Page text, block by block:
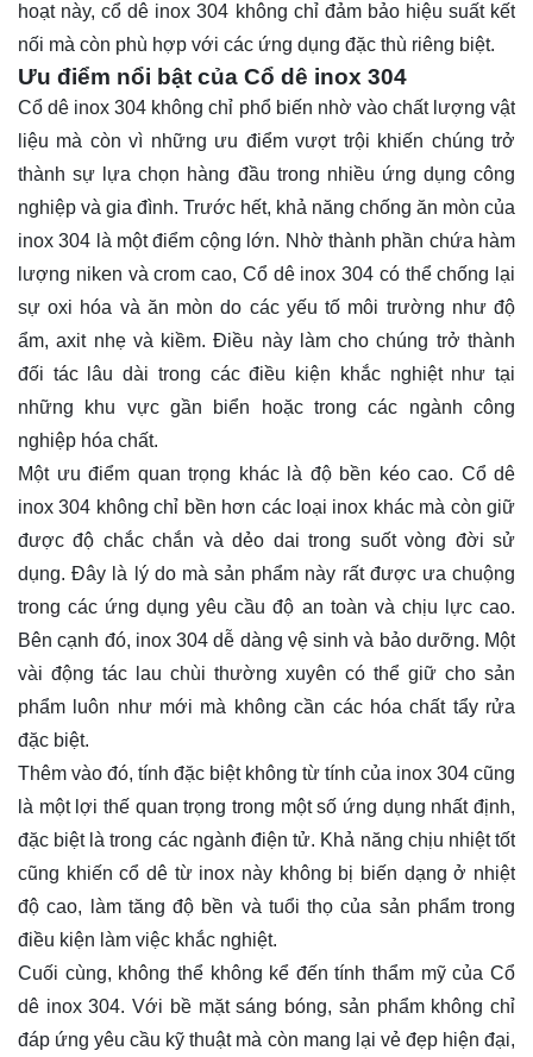
hoạt này, cổ dê inox 304 không chỉ đảm bảo hiệu suất kết
nối mà còn phù hợp với các ứng dụng đặc thù riêng biệt.
Ưu điểm nổi bật của Cổ dê inox 304
Cổ dê inox 304 không chỉ phổ biến nhờ vào chất lượng vật
liệu mà còn vì những ưu điểm vượt trội khiến chúng trở
thành sự lựa chọn hàng đầu trong nhiều ứng dụng công
nghiệp và gia đình. Trước hết, khả năng chống ăn mòn của
inox 304 là một điểm cộng lớn. Nhờ thành phần chứa hàm
lượng niken và crom cao, Cổ dê inox 304 có thể chống lại
sự oxi hóa và ăn mòn do các yếu tố môi trường như độ
ẩm, axit nhẹ và kiềm. Điều này làm cho chúng trở thành
đối tác lâu dài trong các điều kiện khắc nghiệt như tại
những khu vực gần biển hoặc trong các ngành công
nghiệp hóa chất.
Một ưu điểm quan trọng khác là độ bền kéo cao. Cổ dê
inox 304 không chỉ bền hơn các loại inox khác mà còn giữ
được độ chắc chắn và dẻo dai trong suốt vòng đời sử
dụng. Đây là lý do mà sản phẩm này rất được ưa chuộng
trong các ứng dụng yêu cầu độ an toàn và chịu lực cao.
Bên cạnh đó, inox 304 dễ dàng vệ sinh và bảo dưỡng. Một
vài động tác lau chùi thường xuyên có thể giữ cho sản
phẩm luôn như mới mà không cần các hóa chất tẩy rửa
đặc biệt.
Thêm vào đó, tính đặc biệt không từ tính của inox 304 cũng
là một lợi thế quan trọng trong một số ứng dụng nhất định,
đặc biệt là trong các ngành điện tử. Khả năng chịu nhiệt tốt
cũng khiến cổ dê từ inox này không bị biến dạng ở nhiệt
độ cao, làm tăng độ bền và tuổi thọ của sản phẩm trong
điều kiện làm việc khắc nghiệt.
Cuối cùng, không thể không kể đến tính thẩm mỹ của Cổ
dê inox 304. Với bề mặt sáng bóng, sản phẩm không chỉ
đáp ứng yêu cầu kỹ thuật mà còn mang lại vẻ đẹp hiện đại,